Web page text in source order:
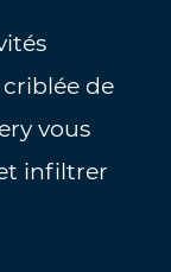
de
vous
infiltrer